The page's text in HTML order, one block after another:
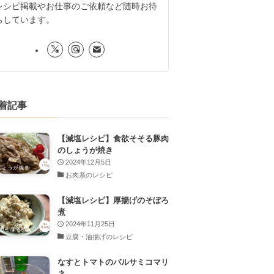
シピ掲載やお仕事のご依頼など随時お待
しています。
記事
【減塩レシピ】食欲そそる豚肉
のしょうが焼き
2024年12月5日
お肉系のレシピ
【減塩レシピ】厚揚げのそぼろ
煮
2024年11月25日
豆腐・油揚げのレシピ
なすとトマトのバルサミコマリ